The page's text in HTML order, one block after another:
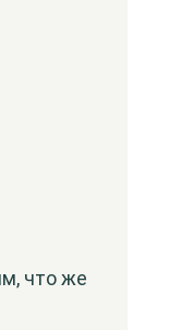
что же